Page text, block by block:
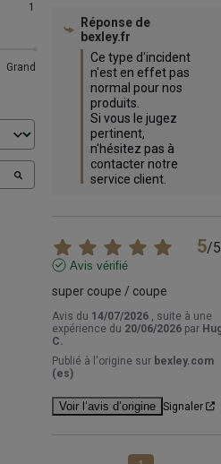
1
Grand
Réponse de
bexley.fr
Ce type d'incident
n'est en effet pas
normal pour nos
produits.
Si vous le jugez
pertinent,
n'hésitez pas à
contacter notre
service client.
5/5
Avis vérifié
super coupe / coupe
Avis du 14/07/2026 , suite à une
expérience du 20/06/2026 par
C.
Publié à l'origine sur bexley.com
(es)
Voir l’avis d’origine Signaler